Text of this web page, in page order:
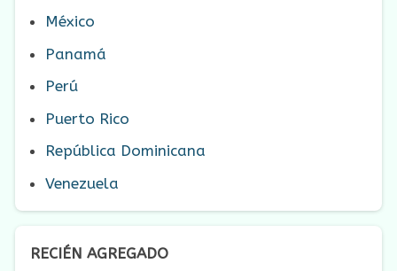
México
Panamá
Perú
Puerto Rico
República Dominicana
Venezuela
RECIÉN AGREGADO